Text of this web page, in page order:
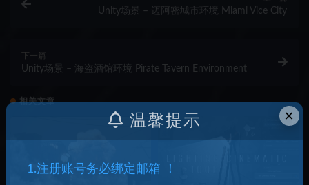
Unity场景 – 迈阿密城市环境 Miami Vice City
下一篇
Unity场景 – 海盗酒馆环境 Pirate Tavern Environment
相关文章
×
温馨提示
1.注册账号务必绑定邮箱 ！